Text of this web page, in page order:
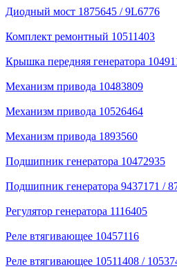
Диодный мост 1875645 / 9L6776
Комплект ремонтный 10511403
Крышка передняя генератора
Механизм привода 10483809
Механизм привода 10526464
Механизм привода 1893560
Подшипник генератора 10472935
Подшипник генератора 9437171 /
Регулятор генератора 1116405
Реле втягивающее 10457116
Реле втягивающее 10511408 /